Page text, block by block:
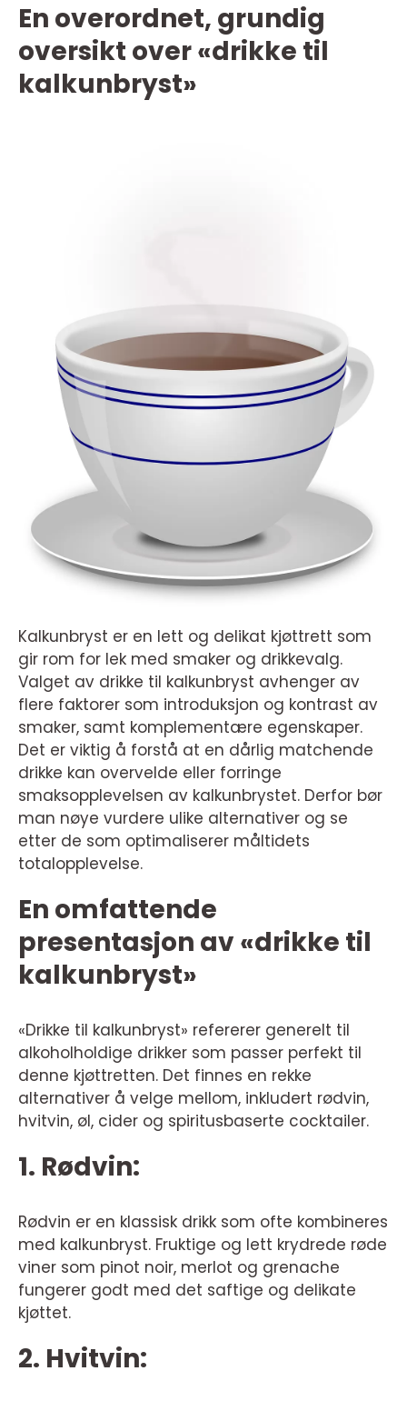
En overordnet, grundig
oversikt over «drikke til
kalkunbryst»
Kalkunbryst er en lett og delikat kjøttrett som
gir rom for lek med smaker og drikkevalg.
Valget av drikke til kalkunbryst avhenger av
flere faktorer som introduksjon og kontrast av
smaker, samt komplementære egenskaper.
Det er viktig å forstå at en dårlig matchende
drikke kan overvelde eller forringe
smaksopplevelsen av kalkunbrystet. Derfor bør
man nøye vurdere ulike alternativer og se
etter de som optimaliserer måltidets
totalopplevelse.
En omfattende
presentasjon av «drikke til
kalkunbryst»
«Drikke til kalkunbryst» refererer generelt til
alkoholholdige drikker som passer perfekt til
denne kjøttretten. Det finnes en rekke
alternativer å velge mellom, inkludert rødvin,
hvitvin, øl, cider og spiritusbaserte cocktailer.
1. Rødvin:
Rødvin er en klassisk drikk som ofte kombineres
med kalkunbryst. Fruktige og lett krydrede røde
viner som pinot noir, merlot og grenache
fungerer godt med det saftige og delikate
kjøttet.
2. Hvitvin: